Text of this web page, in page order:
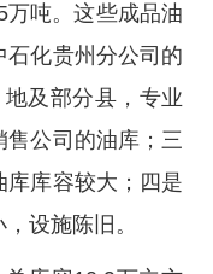
万吨。这些成品油
石化贵州分公司的
及部分县，专业
售公司的油库；三
库库容较大；四是
设施陈旧。